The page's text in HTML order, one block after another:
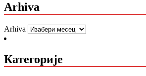
Arhiva
Arhiva
Категорије